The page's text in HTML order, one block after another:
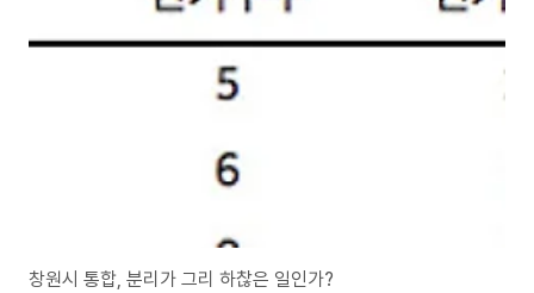
1975년 신민당 총재에 선출되었습니다. ↓↓↓↓↓ 정치 역정의 과정에서 의
원직 제명과 가택연금 그리고 1983년에는 23일간 단식투쟁으로 민주화 운동
창원시 통합, 분리가 그리 하찮은 일인가?